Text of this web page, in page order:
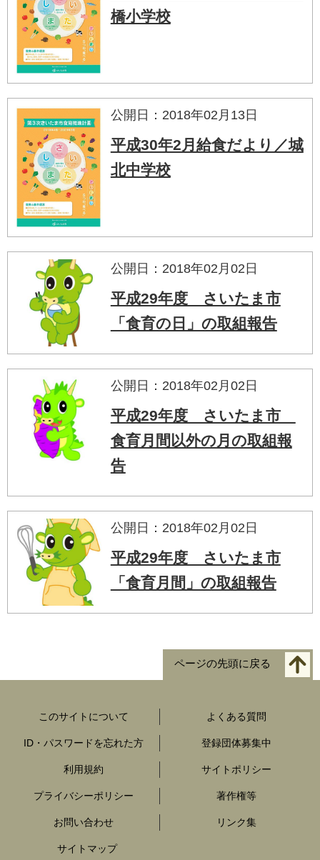
橋小学校
公開日：2018年02月13日
平成30年2月給食だより／城
北中学校
公開日：2018年02月02日
平成29年度 さいたま市
「食育の日」の取組報告
公開日：2018年02月02日
平成29年度 さいたま市
食育月間以外の月の取組報
告
公開日：2018年02月02日
平成29年度 さいたま市
「食育月間」の取組報告
ページの先頭に戻る
このサイトについて よくある質問
ID・パスワードを忘れた方 登録団体募集中
利用規約 サイトポリシー
プライバシーポリシー 著作権等
お問い合わせ リンク集
サイトマップ